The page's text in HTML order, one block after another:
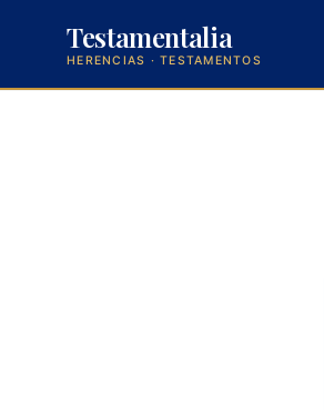
Testamentalia
HERENCIAS · TESTAMENTOS